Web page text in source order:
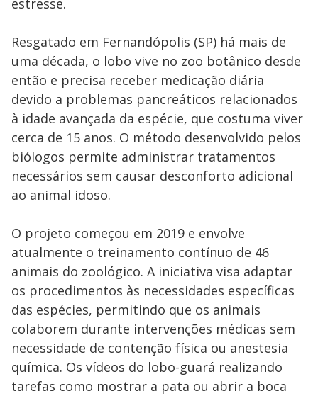
estresse.
Resgatado em Fernandópolis (SP) há mais de
uma década, o lobo vive no zoo botânico desde
então e precisa receber medicação diária
devido a problemas pancreáticos relacionados
à idade avançada da espécie, que costuma viver
cerca de 15 anos. O método desenvolvido pelos
biólogos permite administrar tratamentos
necessários sem causar desconforto adicional
ao animal idoso.
O projeto começou em 2019 e envolve
atualmente o treinamento contínuo de 46
animais do zoológico. A iniciativa visa adaptar
os procedimentos às necessidades específicas
das espécies, permitindo que os animais
colaborem durante intervenções médicas sem
necessidade de contenção física ou anestesia
química. Os vídeos do lobo-guará realizando
tarefas como mostrar a pata ou abrir a boca